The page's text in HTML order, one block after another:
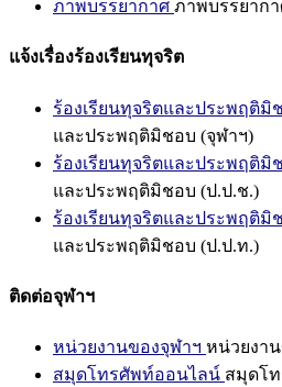
ภาพบรรยากาศ ภาพบรรยาก
แจ้งเรื่องร้องเรียนทุจริต
ร้องเรียนทุจริตและประพฤติมิ
และประพฤติมิชอบ (จุฬาฯ)
ร้องเรียนทุจริตและประพฤติมิ
และประพฤติมิชอบ (ป.ป.ช.)
ร้องเรียนทุจริตและประพฤติมิ
และประพฤติมิชอบ (ป.ป.ท.)
ติดต่อจุฬาฯ
หน่วยงานของจุฬาฯ หน่วยงา
สมุดโทรศัพท์ออนไลน์ สมุดโ